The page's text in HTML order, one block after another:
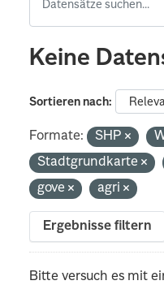
Keine
Sortieren nach
Formate: SHP
Stadtgrundkarte
gove
agri
Ergebnisse filtern
Bitte versuch es mit